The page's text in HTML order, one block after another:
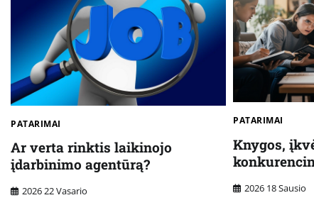
PATARIMAI
Ar verta rinktis laikinojo
įdarbinimo agentūrą?
2026 22 Vasario
PATARIMAI
Knygos,
2026 18 Sausio